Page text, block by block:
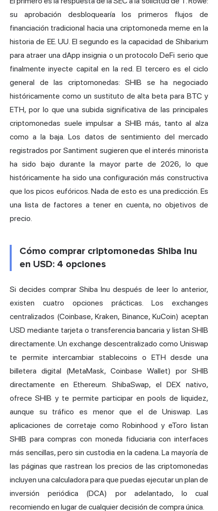
su aprobación desbloquearía los primeros flujos de
financiación tradicional hacia una criptomoneda meme en la
historia de EE. UU. El segundo es la capacidad de Shibarium
para atraer una dApp insignia o un protocolo DeFi serio que
finalmente inyecte capital en la red. El tercero es el ciclo
general de las criptomonedas: SHIB se ha negociado
históricamente como un sustituto de alta beta para BTC y
ETH, por lo que una subida significativa de las principales
criptomonedas suele impulsar a SHIB más, tanto al alza
como a la baja. Los datos de sentimiento del mercado
registrados por Santiment sugieren que el interés minorista
ha sido bajo durante la mayor parte de 2026, lo que
históricamente ha sido una configuración más constructiva
que los picos eufóricos. Nada de esto es una predicción. Es
una lista de factores a tener en cuenta, no objetivos de
precio.
Cómo comprar criptomonedas Shiba Inu
en USD: 4 opciones
Si decides comprar Shiba Inu después de leer lo anterior,
existen cuatro opciones prácticas. Los exchanges
centralizados (Coinbase, Kraken, Binance, KuCoin) aceptan
USD mediante tarjeta o transferencia bancaria y listan SHIB
directamente. Un exchange descentralizado como Uniswap
te permite intercambiar stablecoins o ETH desde una
billetera digital (MetaMask, Coinbase Wallet) por SHIB
directamente en Ethereum. ShibaSwap, el DEX nativo,
ofrece SHIB y te permite participar en pools de liquidez,
aunque su tráfico es menor que el de Uniswap. Las
aplicaciones de corretaje como Robinhood y eToro listan
SHIB para compras con moneda fiduciaria con interfaces
más sencillas, pero sin custodia en la cadena. La mayoría de
las páginas que rastrean los precios de las criptomonedas
incluyen una calculadora para que puedas ejecutar un plan de
inversión periódica (DCA) por adelantado, lo cual
recomiendo en lugar de cualquier decisión de compra única.